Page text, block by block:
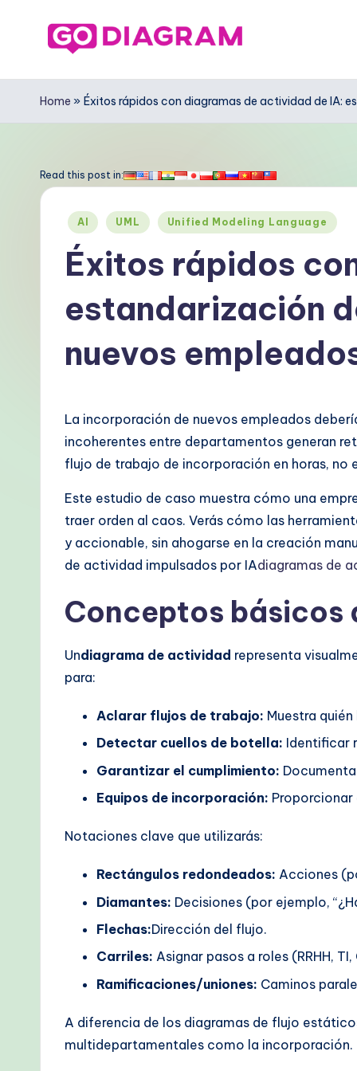
G
o
ia
m
ni
W
w
Home » Éxitos rápidos con diagramas de actividad de IA:
Read this post in:
Publicado
AI UML Unified Modeling Language
Éxitos rápidos
estandarización
nuevos
La incorporación de nuevos empleados
incoherentes entre departamentos generan
flujo de trabajo de incorporación en horas, no
Este estudio de caso muestra cómo una
traer orden al caos. Verás cómo las
y accionable, sin ahogarse en la creación
de actividad impulsados por IAdiagramas de
Conceptos básicos
Undiagrama de actividad representa
para:
Aclarar flujos de trabajo: Muestra
Detectar cuellos de botella: Identificar
Garantizar el cumplimiento:
Equipos de incorporación: Proporcionar
Notaciones clave que utilizarás:
Rectángulos redondeados: Acciones
Diamantes: Decisiones (por ejemplo,
Flechas:Dirección del flujo.
Carriles: Asignar pasos a roles (RRHH,
Ramificaciones/uniones: Caminos
A diferencia de los diagramas de flujo
multidepartamentales como la incorporación.